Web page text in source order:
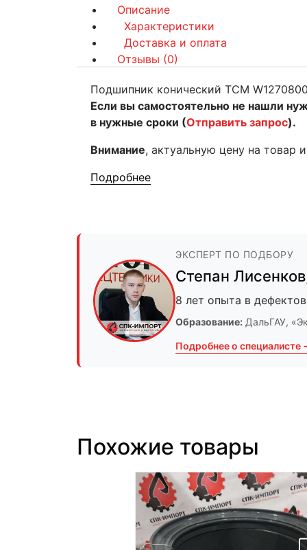
Описание
Характеристики
Доставка и оплата
Отзывы (0)
Подшипник конический TCM
Если вы самостоятельно не нашли
в нужные сроки (Отправить запрос).
Внимание, актуальную цену на товар
Подробнее
ЭКСПЕРТ ПО ПОДБОРУ
Степан Лисенков
8 лет опыта в
Образование: ДальГАУ,
Подробнее о специалисте
Похожие товары